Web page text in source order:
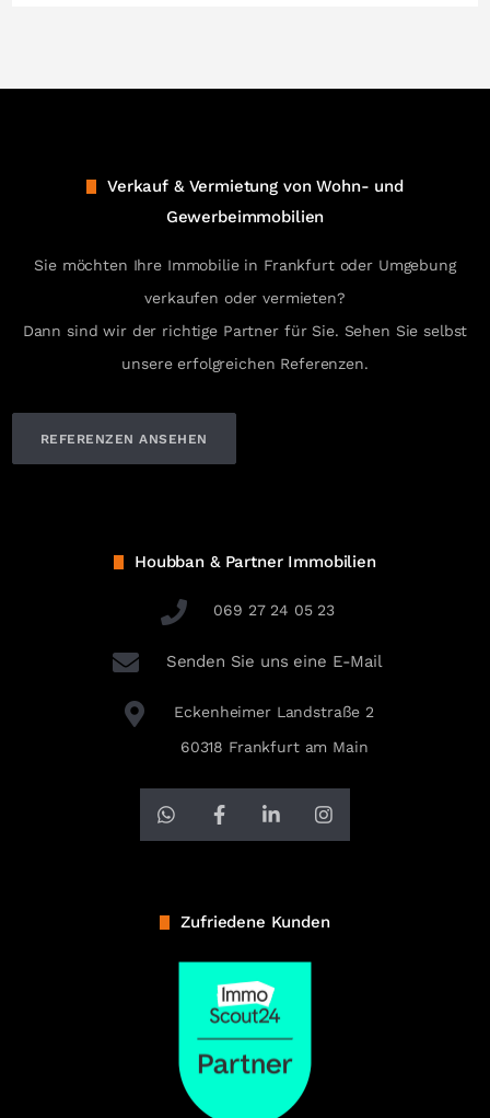
Verkauf & Vermietung von Wohn- und
Gewerbeimmobilien
Sie möchten Ihre Immobilie in Frankfurt oder Umgebung
verkaufen oder vermieten?
Dann sind wir der richtige Partner für Sie. Sehen Sie selbst
unsere erfolgreichen Referenzen.
REFERENZEN ANSEHEN
Houbban & Partner Immobilien
069 27 24 05 23
Senden Sie uns eine E-Mail
Eckenheimer Landstraße 2
60318 Frankfurt am Main
Zufriedene Kunden